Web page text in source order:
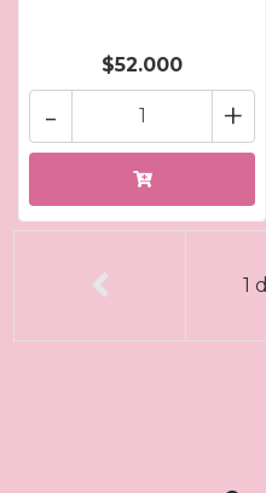
$52.000
+
-
1